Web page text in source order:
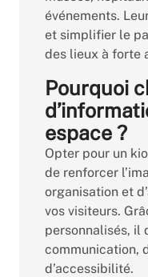
événements.
et simplifier le
des lieux à forte
Pourquoi
espace ?
Opter pour un
de renforcer
organisation et
vos visiteurs.
personnalisés, il
communication,
d’accessibilité.